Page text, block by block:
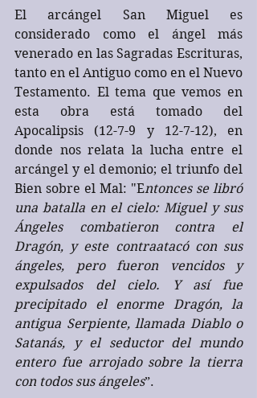
El arcángel San Miguel es
considerado como el ángel más
venerado en las Sagradas Escrituras,
tanto en el Antiguo como en el Nuevo
Testamento. El tema que vemos en
esta obra está tomado del
Apocalipsis (12-7-9 y 12-7-12), en
donde nos relata la lucha entre el
arcángel y el demonio; el triunfo del
Bien sobre el Mal: "Entonces se libró
una batalla en el cielo: Miguel y sus
Ángeles combatieron contra el
Dragón, y este contraatacó con sus
ángeles, pero fueron vencidos y
expulsados del cielo. Y así fue
precipitado el enorme Dragón, la
antigua Serpiente, llamada Diablo o
Satanás, y el seductor del mundo
entero fue arrojado sobre la tierra
con todos sus ángeles”.